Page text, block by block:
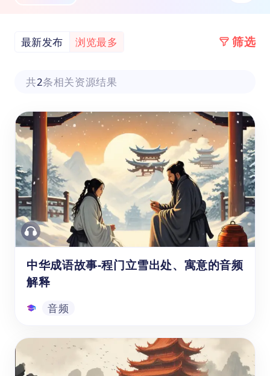
最新发布 浏览最多 筛选
共2条相关资源结果
中华成语故事-程门立雪出处、寓意的音频
解释
音频
中华成语故事-程门立雪出处、寓意的音
频解释